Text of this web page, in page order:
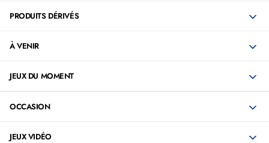
PRODUITS DÉRIVÉS
À VENIR
JEUX DU MOMENT
OCCASION
JEUX VIDÉO